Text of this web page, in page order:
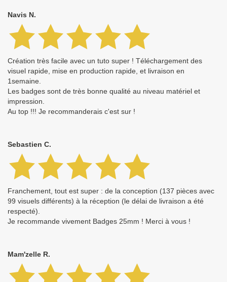
Navis N.
Création très facile avec un tuto super ! Téléchargement des
visuel rapide, mise en production rapide, et livraison en
1semaine.
Les badges sont de très bonne qualité au niveau matériel et
impression.
Au top !!! Je recommanderais c'est sur !
Sebastien C.
Franchement, tout est super : de la conception (137 pièces avec
99 visuels différents) à la réception (le délai de livraison a été
respecté).
Je recommande vivement Badges 25mm ! Merci à vous !
Mam'zelle R.